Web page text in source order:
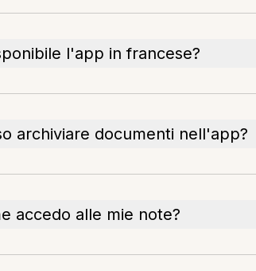
l'app in francese?
archiviare documenti nell'app?
accedo alle mie note?